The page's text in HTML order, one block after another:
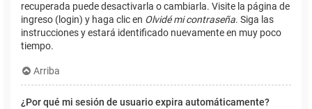
recuperada puede desactivarla o cambiarla. Visite la página de
ingreso (login) y haga clic en Olvidé mi contraseña. Siga las
instrucciones y estará identificado nuevamente en muy poco
tiempo.
Arriba
¿Por qué mi sesión de usuario expira automáticamente?